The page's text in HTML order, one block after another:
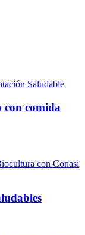
Saludable
con comida